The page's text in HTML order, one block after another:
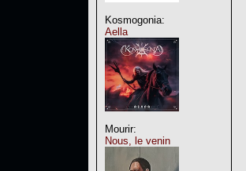
Kosmogonia:
Aella
Mourir:
Nous, le venin